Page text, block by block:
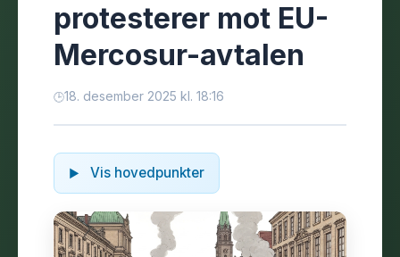
protesterer mot EU-
Mercosur-avtalen
18. desember 2025 kl. 18:16
Vis hovedpunkter